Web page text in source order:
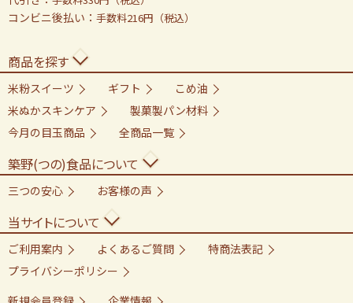
コンビニ後払い： 手数料216円（税込）
商品を探す
米粉スイーツ ギフト
こめ油
米ぬかスキンケア
製菓製パン材料
今月の目玉商品
全商品一覧
築野(つの)食品について
三つの安心 お客様の声
当サイトについて
ご利用案内 よくあるご質問
特商法表記
プライバシーポリシー